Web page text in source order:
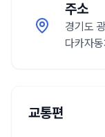
주소
경기도
다카자
교통편